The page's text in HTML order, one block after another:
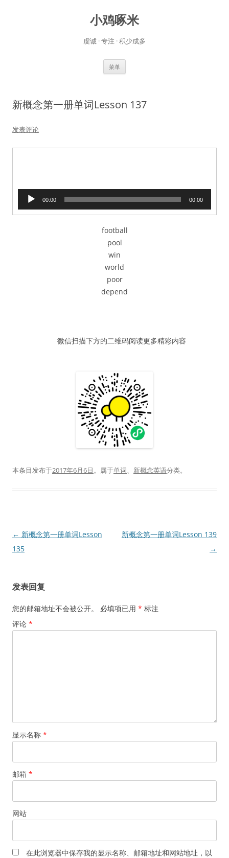
小鸡啄米
虔诚 · 专注 · 积少成多
菜单
新概念第一册单词Lesson 137
发表评论
播
00:00 00:00
football
pool
win
world
poor
depend
微信扫描下方的二维码阅读更多精彩内容
本条目发布于2017年6月6日。属于单词、 新概念英语分类。
文
章
← 新概念第一册单词Lesson
135
新概念第一册单词Lesson 139
→
发表回复
您的邮箱地址不会被公开。 必填项已用 * 标注
评论 *
显示名称 *
邮箱 *
网站
在此浏览器中保存我的显示名称、邮箱地址和网站地址，以